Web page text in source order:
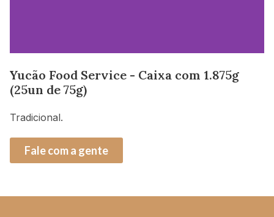
Yucão Food Service - Caixa com 1.875g
(25un de 75g)
Tradicional.
Fale com a gente